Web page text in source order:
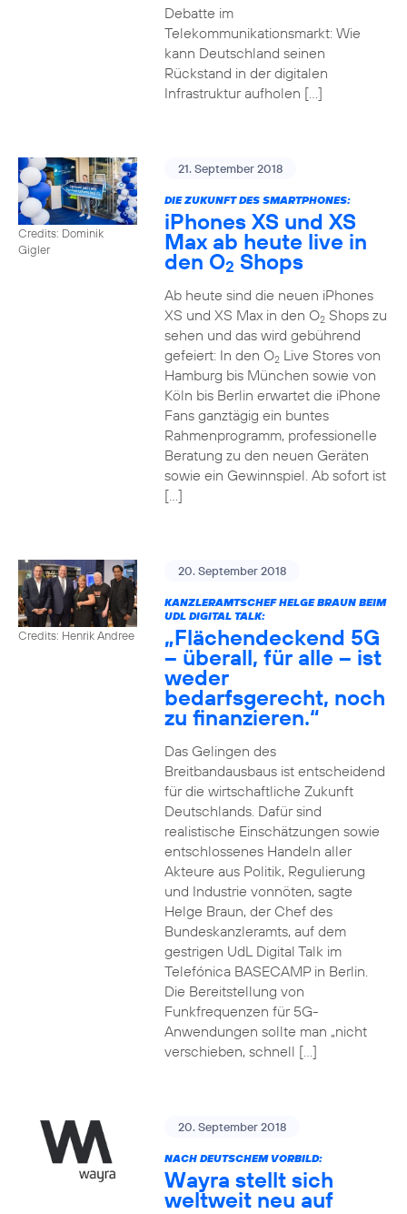
Debatte im
Telekommunikationsmarkt: Wie
kann Deutschland seinen
Rückstand in der digitalen
Infrastruktur aufholen […]
Credits: Dominik
Gigler
21. September 2018
DIE ZUKUNFT DES SMARTPHONES:
iPhones XS und XS
Max ab heute live in
den O2 Shops
Ab heute sind die neuen iPhones
XS und XS Max in den O2Shops zu
sehen und das wird gebührend
gefeiert: In den O2Live Stores von
Hamburg bis München sowie von
Köln bis Berlin erwartet die iPhone
Fans ganztägig ein buntes
Rahmenprogramm, professionelle
Beratung zu den neuen Geräten
sowie ein Gewinnspiel. Ab sofort ist
[…]
Credits: Henrik Andree
20. September 2018
KANZLERAMTSCHEF HELGE BRAUN BEIM
UDL DIGITAL TALK:
„Flächendeckend 5G
– überall, für alle – ist
weder
bedarfsgerecht, noch
zu finanzieren.“
Das Gelingen des
Breitbandausbaus ist entscheidend
für die wirtschaftliche Zukunft
Deutschlands. Dafür sind
realistische Einschätzungen sowie
entschlossenes Handeln aller
Akteure aus Politik, Regulierung
und Industrie vonnöten, sagte
Helge Braun, der Chef des
Bundeskanzleramts, auf dem
gestrigen UdL Digital Talk im
Telefónica BASECAMP in Berlin.
Die Bereitstellung von
Funkfrequenzen für 5G-
Anwendungen sollte man „nicht
verschieben, schnell […]
20. September 2018
NACH DEUTSCHEM VORBILD:
Wayra stellt sich
weltweit neu auf